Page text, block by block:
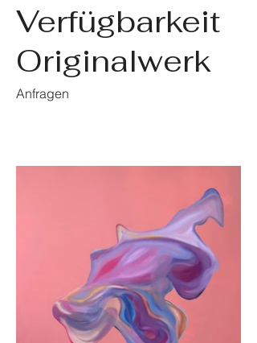
Verfügbarkeit
Originalwerk
Anfragen